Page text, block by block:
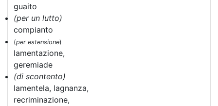
guaito
(per un lutto)
compianto
(per estensione)
lamentazione,
geremiade
(di scontento)
lamentela, lagnanza,
recriminazione,